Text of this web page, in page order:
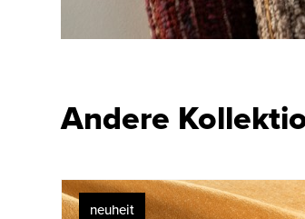
Andere
neuheit